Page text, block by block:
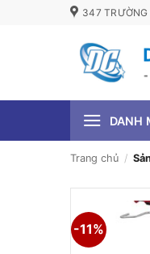
347 TRƯỜNG
DANH
Trang chủ /
-11%